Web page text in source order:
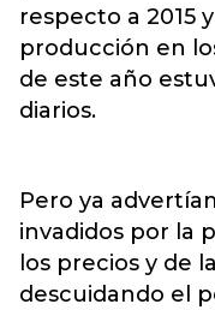
respecto a 2015
producción en
de este año
diarios.
Pero ya
invadidos por la
los precios y de
descuidando el